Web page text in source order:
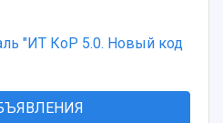
"ИТ КоР 5.0. Новый код